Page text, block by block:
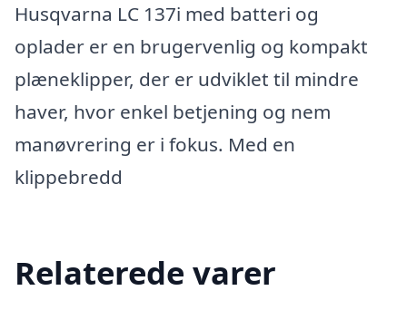
Husqvarna LC 137i med batteri og
oplader er en brugervenlig og kompakt
plæneklipper, der er udviklet til mindre
haver, hvor enkel betjening og nem
manøvrering er i fokus. Med en
klippebredd
Relaterede varer